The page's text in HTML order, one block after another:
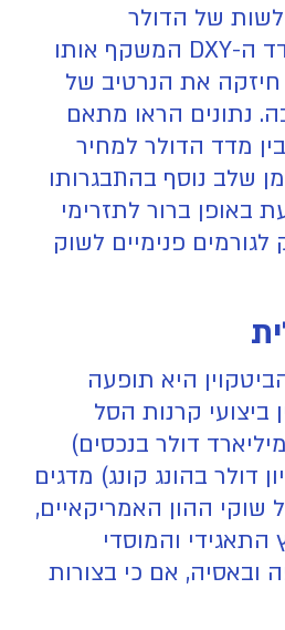
של הדולר
האמריקאי, אשר מדד ה-DXY המשקף אותו
חיזקה את הנרטיב של
נתונים הראו מתאם
חזק (0.70-) בין מדד הדולר למחיר
שלב נוסף בהתבגרותו
באופן ברור לתזרימי
לגורמים פנימיים לשוק
היא תופעה
ביצועי קרנות הסל
בארה"ב (מעל 140 מיליארד דולר בנכסים)
(כ-270 מיליון דולר בהונג קונג) מדגים
שוקי ההון האמריקאיים,
והמוסדי
ובאסיה, אם כי בצורות